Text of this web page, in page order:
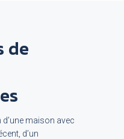
de
d’une maison avec
d’un